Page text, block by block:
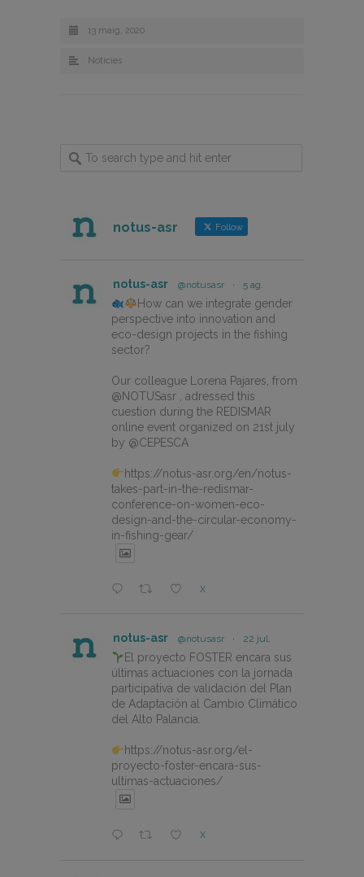
13 maig, 2020
Noticies
notus-asr Follow
notus-asr @notusasr · 5 ag.
How can we integrate gender
perspective into innovation and
eco-design projects in the fishing
sector?
Our colleague Lorena Pajares, from
@NOTUSasr , adressed this
cuestion during the REDISMAR
online event organized on 21st july
by @CEPESCA
https://notus-asr.org/en/notus-
takes-part-in-the-redismar-
conference-on-women-eco-
design-and-the-circular-economy-
in-fishing-gear/
X
notus-asr @notusasr · 22 jul.
El proyecto FOSTER encara sus
últimas actuaciones con la jornada
participativa de validación del Plan
de Adaptación al Cambio Climático
del Alto Palancia.
https://notus-asr.org/el-
proyecto-foster-encara-sus-
ultimas-actuaciones/
X